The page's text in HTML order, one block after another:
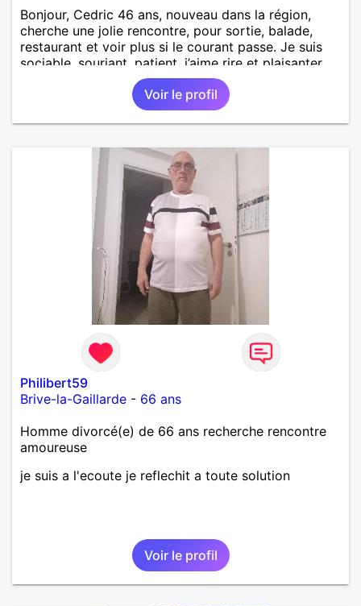
Bonjour, Cedric 46 ans, nouveau dans la région,
cherche une jolie rencontre, pour sortie, balade,
restaurant et voir plus si le courant passe. Je suis
sociable, souriant, patient, j’aime rire et plaisanter..
Voir le profil
Philibert59
Brive-la-Gaillarde - 66 ans
Homme divorcé(e) de 66 ans recherche rencontre
amoureuse
je suis a l'ecoute je reflechit a toute solution
Voir le profil